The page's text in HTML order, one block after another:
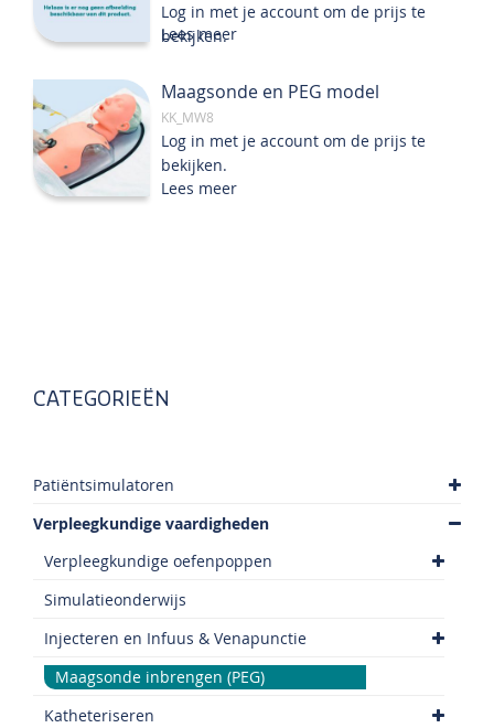
Log in met je account om de prijs te
bekijken.
Lees meer
Maagsonde en PEG model
KK_MW8
Log in met je account om de prijs te
bekijken.
Lees meer
CATEGORIEËN
Patiëntsimulatoren
Verpleegkundige vaardigheden
Verpleegkundige oefenpoppen
Simulatieonderwijs
Injecteren en Infuus & Venapunctie
Maagsonde inbrengen (PEG)
Katheteriseren